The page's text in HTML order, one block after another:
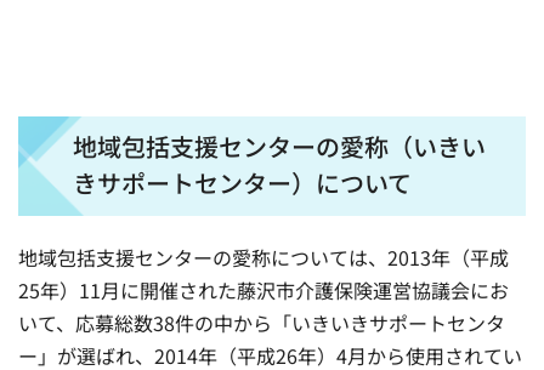
地域包括支援センターの愛称（いきい
きサポートセンター）について
地域包括支援センターの愛称については、2013年（平成
25年）11月に開催された藤沢市介護保険運営協議会にお
いて、応募総数38件の中から「いきいきサポートセンタ
ー」が選ばれ、2014年（平成26年）4月から使用されてい